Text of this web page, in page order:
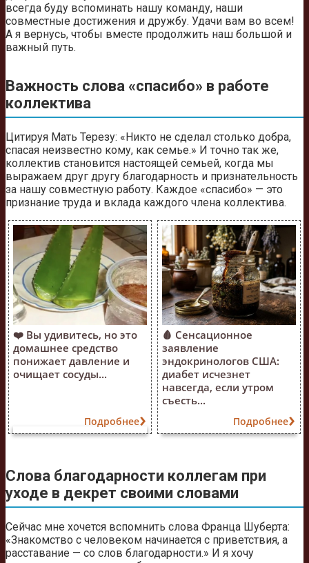
всегда буду вспоминать нашу команду, наши
совместные достижения и дружбу. Удачи вам во всем!
А я вернусь, чтобы вместе продолжить наш большой и
важный путь.
Важность слова «спасибо» в работе
коллектива
Цитируя Мать Терезу: «Никто не сделал столько добра,
спасая неизвестно кому, как семье.» И точно так же,
коллектив становится настоящей семьей, когда мы
выражаем друг другу благодарность и признательность
за нашу совместную работу. Каждое «спасибо» — это
признание труда и вклада каждого члена коллектива.
❤️ Вы удивитесь, но это
домашнее средство
понижает давление и
очищает сосуды...
Подробнее
🩸 Сенсационное
заявление
эндокринологов США:
диабет исчезнет
навсегда, если утром
съесть...
Подробнее
Слова благодарности коллегам при
уходе в декрет своими словами
Сейчас мне хочется вспомнить слова Франца Шуберта:
«Знакомство с человеком начинается с приветствия, а
расставание — со слов благодарности.» И я хочу